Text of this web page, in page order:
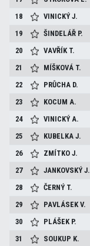
18
VINICKÝJ.
19
ŠINDELÁŘ P.
20
VAVŘÍK T.
21
MÍŠKOVÁ T.
22
PRŮCHA D.
23
KOCUMA.
24
VINICKÝA.
25
KUBELKAJ.
26
ZMÍTKOJ.
27
JANKOVSKÝJ.
28
ČERNÝ T.
29
PAVLÁSEKV.
30
PLÁŠEK P.
31
SOUKUP K.